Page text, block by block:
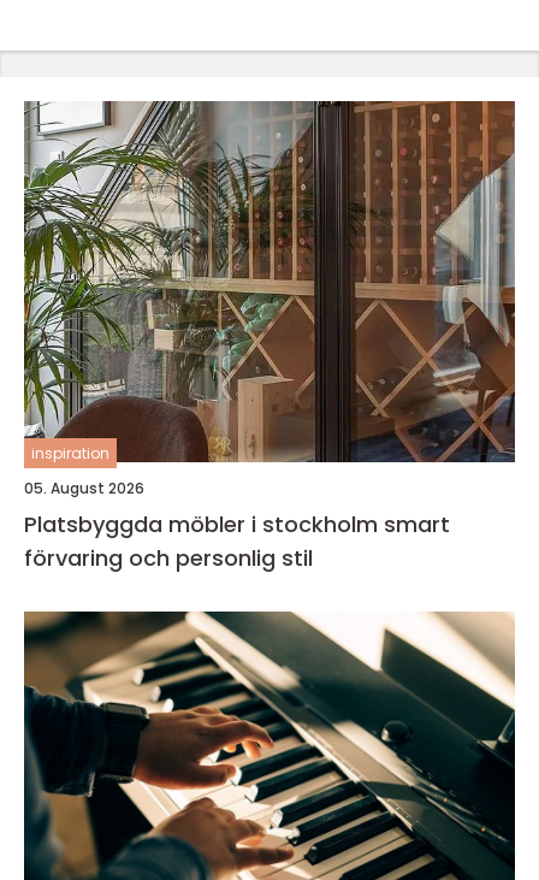
inspiration
05. August 2026
Platsbyggda möbler i stockholm smart
förvaring och personlig stil